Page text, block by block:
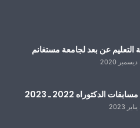
التعليم عن بعد لجامعة مستغانم
الدكتوراه 2022 ـ 2023